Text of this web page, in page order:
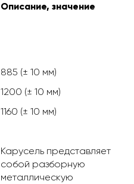
Описание, значение
885 (± 10 мм)
1200 (± 10 мм)
1160 (± 10 мм)
Карусель представляет
собой разборную
металлическую